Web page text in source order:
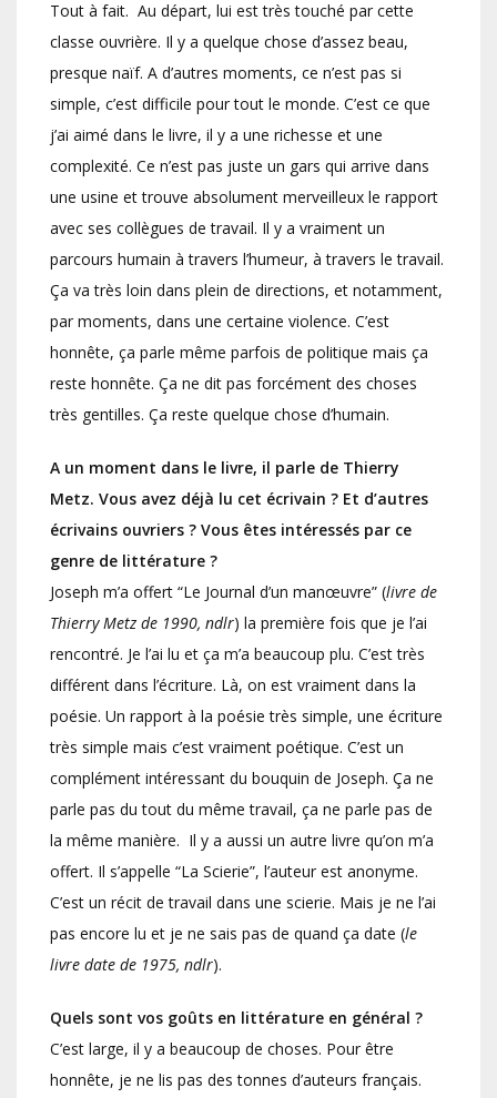
Tout à fait. Au départ, lui est très touché par cette
classe ouvrière. Il y a quelque chose d’assez beau,
presque naïf. A d’autres moments, ce n’est pas si
simple, c’est difficile pour tout le monde. C’est ce que
j’ai aimé dans le livre, il y a une richesse et une
complexité. Ce n’est pas juste un gars qui arrive dans
une usine et trouve absolument merveilleux le rapport
avec ses collègues de travail. Il y a vraiment un
parcours humain à travers l’humeur, à travers le travail.
Ça va très loin dans plein de directions, et notamment,
par moments, dans une certaine violence. C’est
honnête, ça parle même parfois de politique mais ça
reste honnête. Ça ne dit pas forcément des choses
très gentilles. Ça reste quelque chose d’humain.
A un moment dans le livre, il parle de Thierry
Metz. Vous avez déjà lu cet écrivain ? Et d’autres
écrivains ouvriers ? Vous êtes intéressés par ce
genre de littérature ?
Joseph m’a offert “Le Journal d’un manœuvre” (livre de
Thierry Metz de 1990, ndlr) la première fois que je l’ai
rencontré. Je l’ai lu et ça m’a beaucoup plu. C’est très
différent dans l’écriture. Là, on est vraiment dans la
poésie. Un rapport à la poésie très simple, une écriture
très simple mais c’est vraiment poétique. C’est un
complément intéressant du bouquin de Joseph. Ça ne
parle pas du tout du même travail, ça ne parle pas de
la même manière. Il y a aussi un autre livre qu’on m’a
offert. Il s’appelle “La Scierie”, l’auteur est anonyme.
C’est un récit de travail dans une scierie. Mais je ne l’ai
pas encore lu et je ne sais pas de quand ça date (le
livre date de 1975, ndlr).
Quels sont vos goûts en littérature en général ?
C’est large, il y a beaucoup de choses. Pour être
honnête, je ne lis pas des tonnes d’auteurs français.